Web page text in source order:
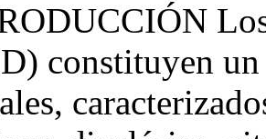
constituyen un